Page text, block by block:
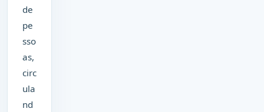
de
pe
sso
as,
circ
ula
nd